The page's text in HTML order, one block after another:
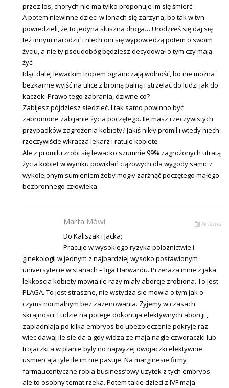
przez los, chorych nie ma tylko proponuje im się śmierć.
A potem niewinne dzieci w łonach się zarzyna, bo tak w tvn
powiedzieli, że to jedyna słuszna droga… Urodziłeś się daj się
też innym narodzić i niech oni się wypowiedzą potem o swoim
życiu, a nie ty pseudobóg będziesz decydował o tym czy mają
żyć.
Idąc dalej lewackim tropem ograniczają wolność, bo nie można
bezkarnie wyjść na ulicę z bronią palną i strzelać do ludzi jak do
kaczek. Prawo tego zabrania, dziwne co?
Zabijesz pójdziesz siedzieć. I tak samo powinno być
zabronione zabijanie życia poczętego. Ile masz rzeczywistych
przypadków zagrożenia kobiety? Jakiś nikły promil i wtedy niech
rzeczywiście wkracza lekarz i ratuje kobietę.
Ale z promilu zrobi się lewacko szumnie 99% zagrożonych utratą
życia kobiet w wyniku powikłań ciążowych dla wygody samic z
wykolejonym sumieniem żeby mogły zarżnąć poczętego małego
bezbronnego człowieka.
Marta Mówi % temu
Do Kaliszak i Jacka;
Pracuje w wysokiego ryzyka poloznictwie i
ginekologii w jednym z najbardziej wysoko postawionym
universytecie w stanach – liga Harwardu. Przeraza mnie z jaka
lekkoscia kobiety mowia ile razy mialy aborcje zrobiona. To jest
PLAGA. To jest straszne, nie wstydza sie mowia o tym jak o
czyms normalnym bez zazenowania. Zyjemy w czasach
skrajnosci. Ludzie na potege dokonuja elektywnych aborcji ,
zapladniaja po kilka embryos bo ubezpieczenie pokryje raz
wiec dawaj ile sie da a gdy widza ze maja nagle czworaczki lub
trojaczki a w planie byly no najwyzej dwojaczki elektywnie
usmiercaja tyle ile im nie pasuje. Na marginesie firmy
farmaucentyczne robia business’owy uzytek z tych embryos
ale to osobny temat rzeka. Potem takie dzieci z IVF maja